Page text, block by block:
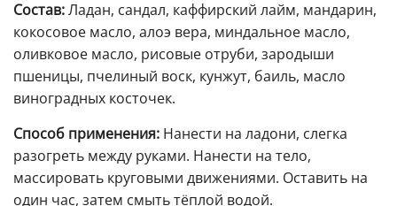
Состав:Ладан, сандал, каффирский лайм, мандарин,
кокосовое масло, алоэ вера, миндальное масло,
оливковое масло, рисовые отруби, зародыши
пшеницы, пчелиный воск, кунжут, баиль, масло
виноградных косточек.
Способ применения: Нанести на ладони, слегка
разогреть между руками. Нанести на тело,
массировать круговыми движениями. Оставить на
один час, затем смыть тёплой водой.